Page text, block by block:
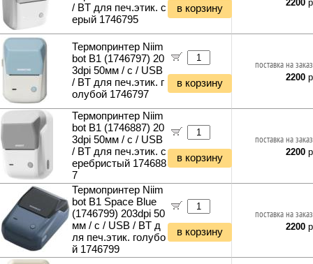
/ BT для печ.этик. с
ерый 1746795
в корзину
2200
Термопринтер Niim
bot B1 (1746797) 20
3dpi 50мм / с / USB
/ BT для печ.этик. г
олубой 1746797
в корзину
поставка на
2200
Термопринтер Niim
bot B1 (1746887) 20
3dpi 50мм / с / USB
/ BT для печ.этик. с
еребристый 174688
7
в корзину
поставка на
2200
Термопринтер Niim
bot B1 Space Blue
(1746799) 203dpi 50
мм / с / USB / BT д
ля печ.этик. голубо
й 1746799
в корзину
поставка на
2200